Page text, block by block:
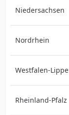
Niedersachsen
Nordrhein
Westfalen-Lippe
Rheinland-Pfalz